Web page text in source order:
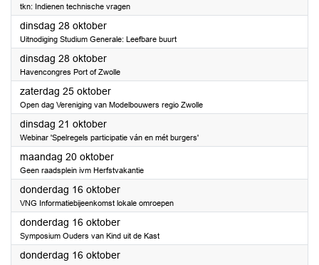
tkn: Indienen technische vragen
dinsdag 28 oktober2025
Uitnodiging Studium Generale: Leefbare buurt
dinsdag 28 oktober2025
Havencongres Port of Zwolle
zaterdag 25 oktober2025
Open dag Vereniging van Modelbouwers regio Zwolle
dinsdag 21 oktober2025
Webinar 'Spelregels participatie ván en mét burgers'
maandag 20 oktober2025
Geen raadsplein ivm Herfstvakantie
donderdag 16 oktober2025
VNG Informatiebijeenkomst lokale omroepen
donderdag 16 oktober2025
Symposium Ouders van Kind uit de Kast
donderdag 16 oktober2025